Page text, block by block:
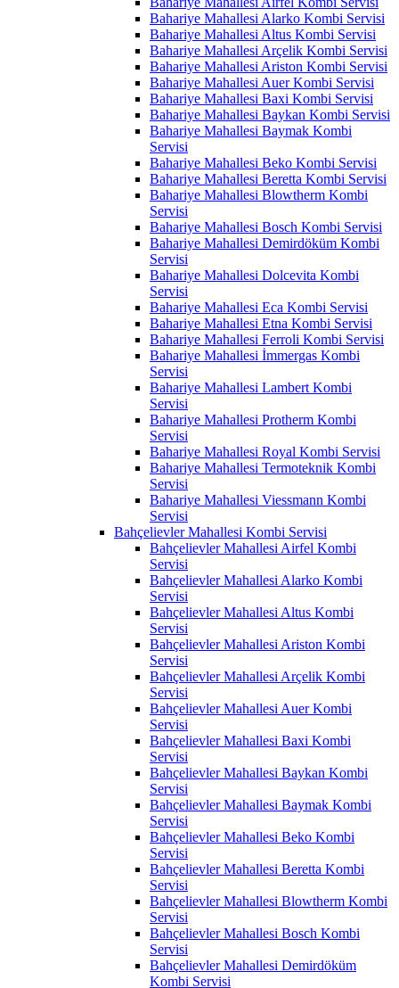
Bahariye Mahallesi Alarko Kombi Servisi
Bahariye Mahallesi Altus Kombi Servisi
Bahariye Mahallesi Arçelik Kombi Servisi
Bahariye Mahallesi Ariston Kombi Servisi
Bahariye Mahallesi Auer Kombi Servisi
Bahariye Mahallesi Baxi Kombi Servisi
Bahariye Mahallesi Baykan Kombi Servisi
Bahariye Mahallesi Baymak Kombi
Servisi
Bahariye Mahallesi Beko Kombi Servisi
Bahariye Mahallesi Beretta Kombi Servisi
Bahariye Mahallesi Blowtherm Kombi
Servisi
Bahariye Mahallesi Bosch Kombi Servisi
Bahariye Mahallesi Demirdöküm Kombi
Servisi
Bahariye Mahallesi Dolcevita Kombi
Servisi
Bahariye Mahallesi Eca Kombi Servisi
Bahariye Mahallesi Etna Kombi Servisi
Bahariye Mahallesi Ferroli Kombi Servisi
Bahariye Mahallesi İmmergas Kombi
Servisi
Bahariye Mahallesi Lambert Kombi
Servisi
Bahariye Mahallesi Protherm Kombi
Servisi
Bahariye Mahallesi Royal Kombi Servisi
Bahariye Mahallesi Termoteknik Kombi
Servisi
Bahariye Mahallesi Viessmann Kombi
Servisi
Bahçelievler Mahallesi Kombi Servisi
Bahçelievler Mahallesi Airfel Kombi
Servisi
Bahçelievler Mahallesi Alarko Kombi
Servisi
Bahçelievler Mahallesi Altus Kombi
Servisi
Bahçelievler Mahallesi Ariston Kombi
Servisi
Bahçelievler Mahallesi Arçelik Kombi
Servisi
Bahçelievler Mahallesi Auer Kombi
Servisi
Bahçelievler Mahallesi Baxi Kombi
Servisi
Bahçelievler Mahallesi Baykan Kombi
Servisi
Bahçelievler Mahallesi Baymak Kombi
Servisi
Bahçelievler Mahallesi Beko Kombi
Servisi
Bahçelievler Mahallesi Beretta Kombi
Servisi
Bahçelievler Mahallesi Blowtherm Kombi
Servisi
Bahçelievler Mahallesi Bosch Kombi
Servisi
Bahçelievler Mahallesi Demirdöküm
Kombi Servisi